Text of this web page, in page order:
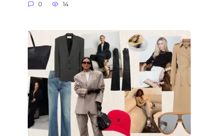
0 14